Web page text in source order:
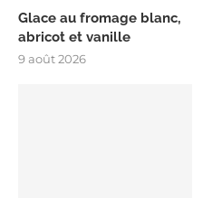
Glace au fromage blanc,
abricot et vanille
9 août 2026